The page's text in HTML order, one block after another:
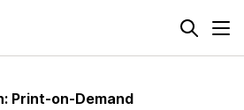
Print‑on‑Demand